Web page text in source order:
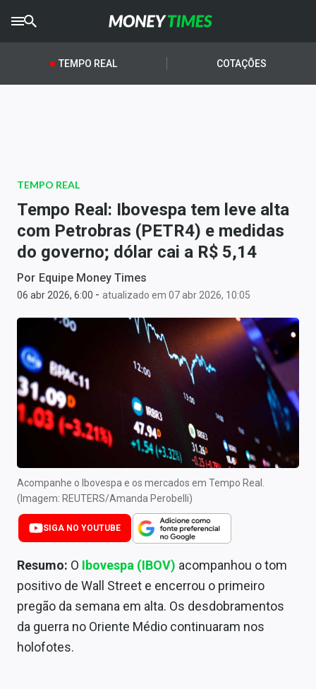
CRYPTOTIMES
AGROTIMES
Newsletters
Money Trader
Anuncie
Últimas Notícias
Newsletters
Cotações
Comprar ou vender?
Carteiras Recomendadas
Central de Dividendos
Central de Fundos Imobiliários
Central dos IPOs
Renda Fixa
Mercados
Economia
TEMPO REAL COTAÇÕES
TEMPO REAL
Tempo Real: Ibovespa tem leve alta
com Petrobras (PETR4) e medidas
do governo; dólar cai a R$ 5,14
Por Equipe Money Times
06 abr 2026, 6:00 - atualizado em 07 abr 2026, 10:05
Acompanhe o Ibovespa e os mercados em Tempo Real.
(Imagem: REUTERS/Amanda Perobelli)
SIGA NO YOUTUBE
Resumo: O Ibovespa (IBOV) acompanhou o tom
positivo de Wall Street e encerrou o primeiro
pregão da semana em alta. Os desdobramentos
da guerra no Oriente Médio continuaram nos
holofotes.